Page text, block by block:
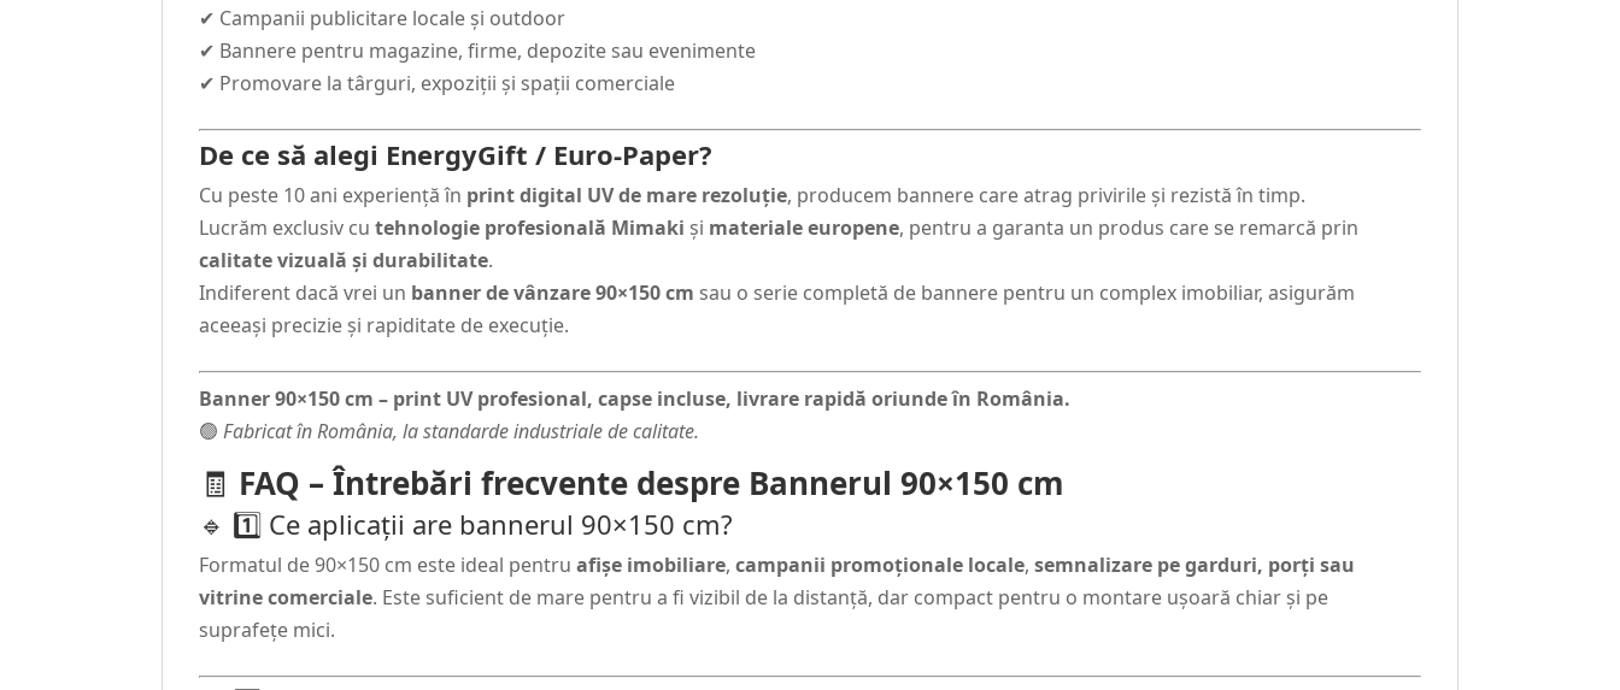
✔ Campanii publicitare locale și outdoor
✔ Bannere pentru magazine, firme, depozite sau evenimente
✔ Promovare la târguri, expoziții și spații comerciale
De ce să alegi EnergyGift / Euro-Paper?
Cu peste 10 ani experiență în print digital UV de mare rezoluție, producem bannere care atrag privirile și rezistă în timp.
Lucrăm exclusiv cutehnologie profesională Mimaki și materiale europene, pentru a garanta un produs care se remarcă prin
calitate vizuală și durabilitate.
Indiferent dacă vrei un banner de vânzare 90×150 cm sau o serie completă de bannere pentru un complex imobiliar, asigurăm
aceeași precizie și rapiditate de execuție.
Banner 90×150 cm – print UV profesional, capse incluse, livrare rapidă oriunde în România.
🟢Fabricat în România, la standarde industriale de calitate.
🧾 FAQ – Întrebări frecvente despre Bannerul 90×150 cm
🔹 1️⃣ Ce aplicații are bannerul 90×150 cm?
Formatul de 90×150 cm este ideal pentruafișe imobiliare,campanii promoționale locale,semnalizare pe garduri, porți sau
vitrine comerciale. Este suficient de mare pentru a fi vizibil de la distanță, dar compact pentru o montare ușoară chiar și pe
suprafețe mici.